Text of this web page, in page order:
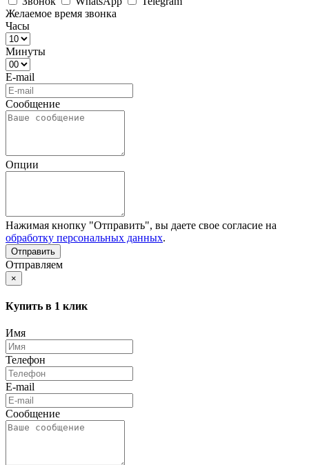
Желаемое время звонка
Часы
Минуты
E-mail
Сообщение
Опции
Нажимая кнопку "Отправить", вы даете свое согласие на
обработку персональных данных.
Отправляем
×
Купить в 1 клик
Имя
Телефон
E-mail
Сообщение